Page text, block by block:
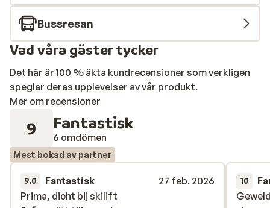
Bussresan
Vad våra gäster tycker
Det här är 100 % äkta kundrecensioner som verkligen
speglar deras upplevelser av vår produkt.
Mer om recensioner
9 Fantastisk
6 omdömen
Mest bokad av partner
9.0 Fantastisk
27 feb. 2026
Prima, dicht bij skilift
Prima, dicht bij skilift
10